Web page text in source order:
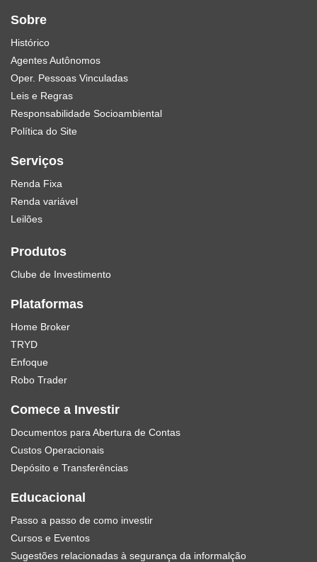
Sobre
Histórico
Agentes Autônomos
Oper. Pessoas Vinculadas
Leis e Regras
Responsabilidade Socioambiental
Política do Site
Serviços
Renda Fixa
Renda variável
Leilões
Produtos
Clube de Investimento
Plataformas
Home Broker
TRYD
Enfoque
Robo Trader
Comece a Investir
Documentos para Abertura de Contas
Custos Operacionais
Depósito e Transferências
Educacional
Passo a passo de como investir
Cursos e Eventos
Sugestões relacionadas à segurança da informalção